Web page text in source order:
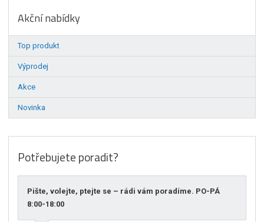
Akční nabídky
Top produkt
Výprodej
Akce
Novinka
Potřebujete poradit?
Pište, volejte, ptejte se – rádi vám poradíme. PO-PÁ
8:00-18:00